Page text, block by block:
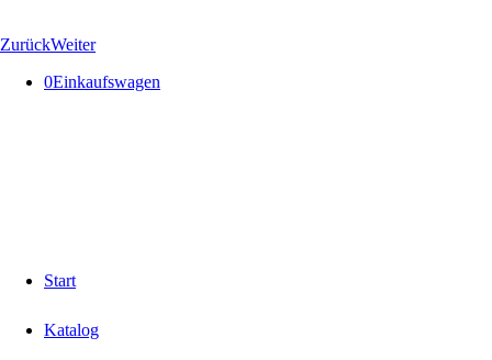
ZurückWeiter
0Einkaufswagen
Start
Katalog